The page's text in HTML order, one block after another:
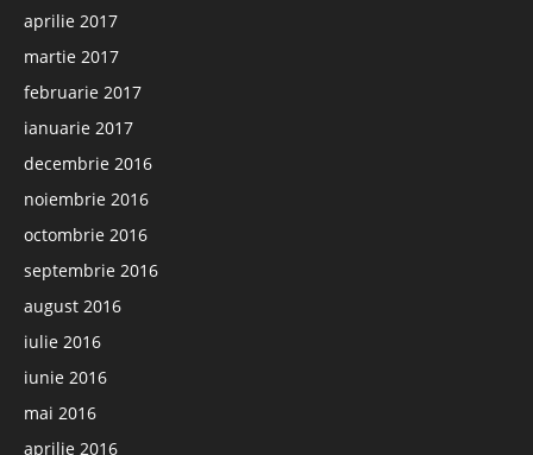
aprilie 2017
martie 2017
februarie 2017
ianuarie 2017
decembrie 2016
noiembrie 2016
octombrie 2016
septembrie 2016
august 2016
iulie 2016
iunie 2016
mai 2016
aprilie 2016